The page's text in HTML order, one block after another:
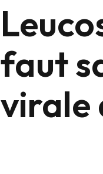
faut
virale